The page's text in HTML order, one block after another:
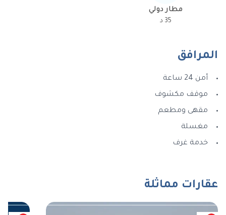
مطار دولي
35 د
المرافق
أمن 24 ساعة
موقف مكشوف
مقهى ومطعم
مغسلة
خدمة غرف
عقارات مماثلة